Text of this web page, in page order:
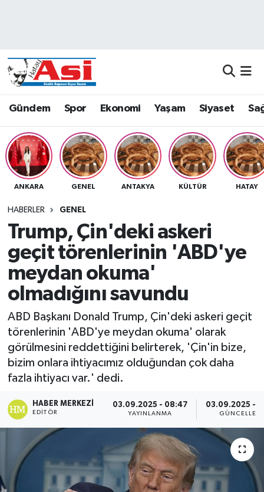
Gündem Spor Ekonomi Yaşam Siyaset
ANKARA GENEL ANTAKYA KÜLTÜR HATAY
HABERLER GENEL
Trump, Çin'deki askeri
geçit törenlerinin 'ABD'ye
meydan okuma'
olmadığını savundu
ABD Başkanı Donald Trump, Çin'deki askeri geçit
törenlerinin 'ABD'ye meydan okuma' olarak
görülmesini reddettiğini belirterek, 'Çin'in bize,
bizim onlara ihtiyacımız olduğundan çok daha
fazla ihtiyacı var.' dedi.
HABER MERKEZI
EDITÖR
03.09.2025 - 08:47
YAYINLANMA
03.09.2025 -
Dünya
Eğitim
Ekonomi
Gündem
Siyaset
Spor
Teknoloji
Yaşam
Hava Durumu
Namaz Vakitleri
Trafik Durumu
Süper Lig Puan Durumu ve Fikstür
Son Dakika Haberleri
Haber Arşivi